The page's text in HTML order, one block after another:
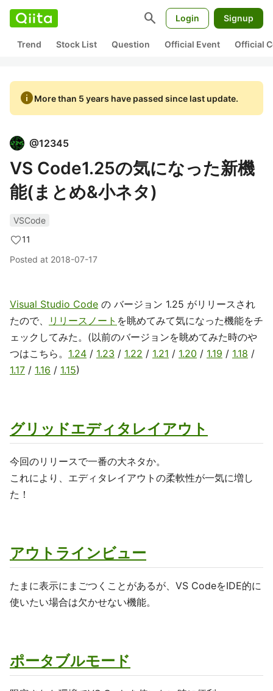
search Login Signup
Trend Stock List Question Official Event Official
infoMore than 5 years have passed since last update.
@12345
VS Code1.25の気になった新機
能(まとめ&小ネタ)
VSCode
11
Posted at 2018-07-17
Visual Studio Code の バージョン 1.25 がリリースされ
たので、
リリースノート を眺めてみて気になった機能をチ
ェックしてみた。(以前のバージョンを眺めてみた時のや
つはこちら。 1.24 / 1.23 / 1.22 / 1.21 / 1.20 / 1.19 / 1.18 /
1.17 / 1.16 / 1.15)
グリッドエディタレイアウト
今回のリリースで一番の大ネタか。
これにより、エディタレイアウトの柔軟性が一気に増し
た！
アウトラインビュー
たまに表示にまごつくことがあるが、VS CodeをIDE的に
使いたい場合は欠かせない機能。
ポータブルモード